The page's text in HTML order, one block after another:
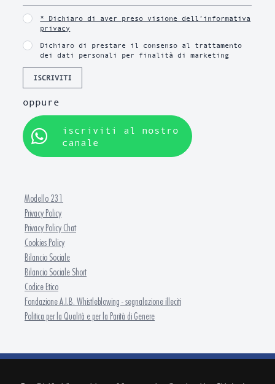
* Dichiaro di aver preso visione dell’informativa
privacy
Dichiaro di prestare il consenso al trattamento
dei dati personali per finalità di marketing
ISCRIVITI
oppure
iscriviti al nostro
canale
Modello 231
Privacy Policy
Privacy Policy Chat
Cookies Policy
Bilancio Sociale
Bilancio Sociale Short
Codice Etico
Fondazione A.I.B. Whistleblowing - segnalazione illeciti
Politica per la Qualità e per la Parità di Genere